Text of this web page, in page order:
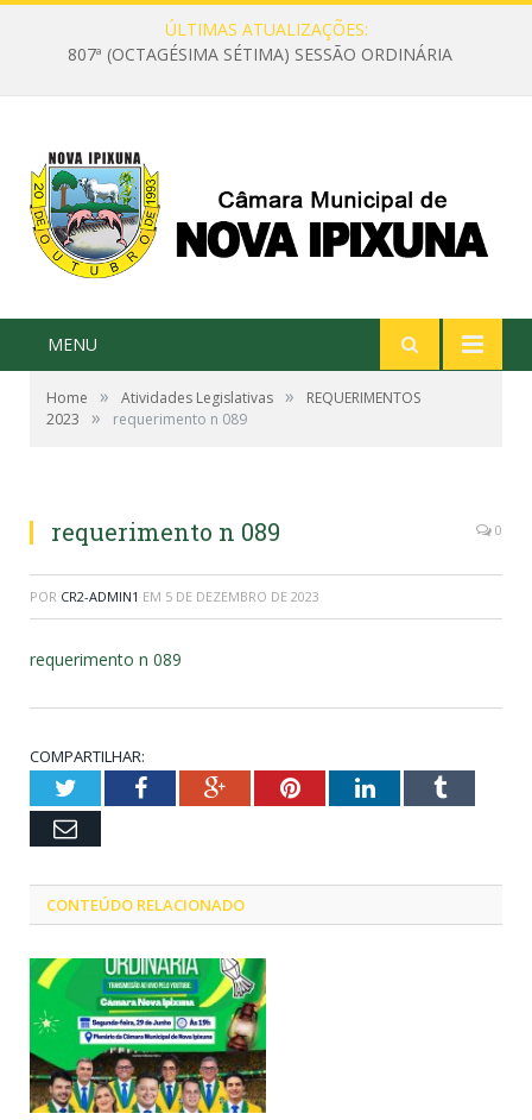
ÚLTIMAS ATUALIZAÇÕES:
807ª (OCTAGÉSIMA SÉTIMA) SESSÃO ORDINÁRIA
MENU
Home » Atividades Legislativas »
REQUERIMENTOS
2023
» requerimento n 089
requerimento n 089 0
POR CR2-ADMIN1 EM 5 DE DEZEMBRO DE 2023
requerimento n 089
COMPARTILHAR:
TwitterFacebookGoogle+PinterestLinkedInTumblr
Email
CONTEÚDO RELACIONADO